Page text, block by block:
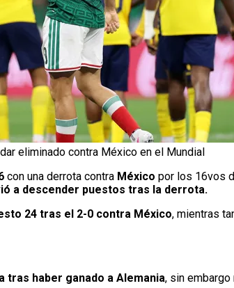
eliminado contra México en el Mundial
con una derrota contra México por los 16vos
a descender puestos tras la derrota.
24 tras el 2-0 contra México, mientras
tras haber ganado a Alemania, sin